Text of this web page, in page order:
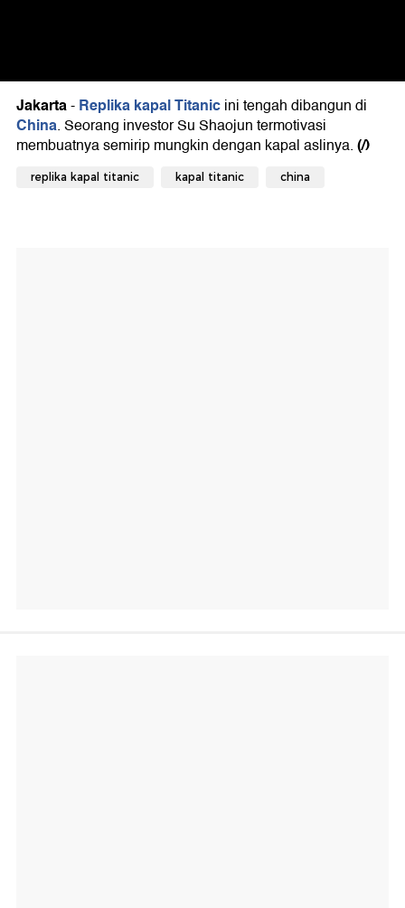
Jakarta-Replika kapal Titanicini tengah dibangun di
China. Seorang investor Su Shaojun termotivasi
membuatnya semirip mungkin dengan kapal aslinya.(/)
replika kapal titanic kapal titanic china